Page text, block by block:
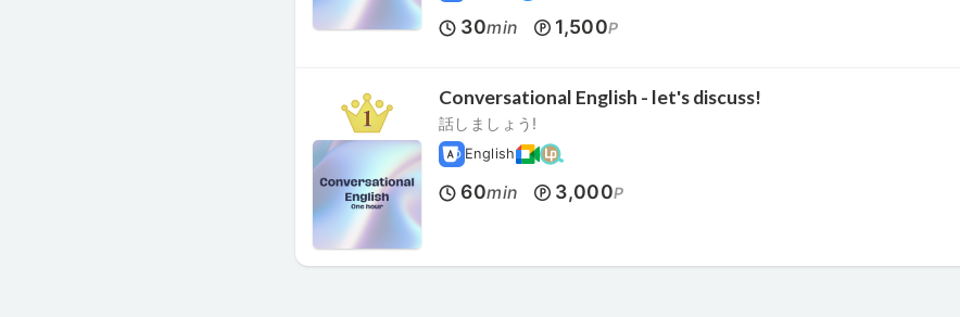
30min 1,500P
Conversational English - let's discuss!
話しましょう!
English
60min 3,000P